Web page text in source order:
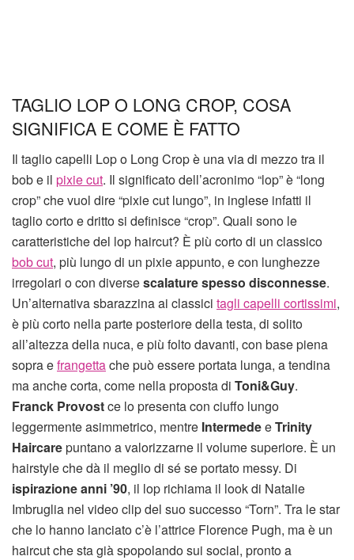
TAGLIO LOP O LONG CROP, COSA
SIGNIFICA E COME È FATTO
Il taglio capelli Lop o Long Crop è una via di mezzo tra il
bob e il pixie cut. Il significato dell’acronimo “lop” è “long
crop” che vuol dire “pixie cut lungo”, in inglese infatti il
taglio corto e dritto si definisce “crop”. Quali sono le
caratteristiche del lop haircut? È più corto di un classico
bob cut, più lungo di un pixie appunto, e con lunghezze
irregolari o con diversescalature spesso disconnesse.
Un’alternativa sbarazzina ai classici tagli capelli cortissimi,
è più corto nella parte posteriore della testa, di solito
all’altezza della nuca, e più folto davanti, con base piena
sopra efrangettache può essere portata lunga, a tendina
ma anche corta, come nella proposta di Toni&Guy.
Franck Provostce lo presenta con ciuffo lungo
leggermente asimmetrico, mentre IntermedeeTrinity
Haircarepuntano a valorizzarne il volume superiore. È un
hairstyle che dà il meglio di sé se portato messy. Di
ispirazione anni ’90, il lop richiama il look di Natalie
Imbruglia nel video clip del suo successo “Torn”. Tra le star
che lo hanno lanciato c’è l’attrice Florence Pugh, ma è un
haircut che sta già spopolando sui social, pronto a